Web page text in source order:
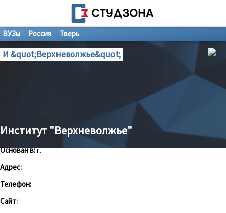
ВУЗы Россия Тверь
И &quot;Верхневолжье&quot;
Институт "Верхневолжье"
Основан в:г.
Адрес:
Телефон:
Сайт: